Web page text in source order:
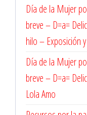
Día de la Mujer
breve – D=a=
hilo – Exposición
Día de la Mujer
breve – D=a=
Lola Amo